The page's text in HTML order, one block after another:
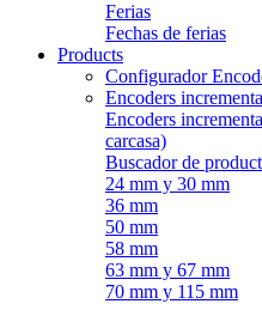
Ferias
Fechas de ferias
Products
Configurador
Encoders
Encoders
carcasa)
Buscador de
24 mm y 30 mm
36 mm
50 mm
58 mm
63 mm y 67 mm
70 mm y 115 mm